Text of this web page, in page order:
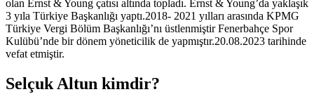
olan Ernst & Young çatısı altında topladı. Ernst & Young’da yaklaşık
3 yıla Türkiye Başkanlığı yaptı.2018- 2021 yılları arasında KPMG
Türkiye Vergi Bölüm Başkanlığı’nı üstlenmiştir Fenerbahçe Spor
Kulübü’nde bir dönem yöneticilik de yapmıştır.20.08.2023 tarihinde
vefat etmiştir.
Selçuk Altun kimdir?